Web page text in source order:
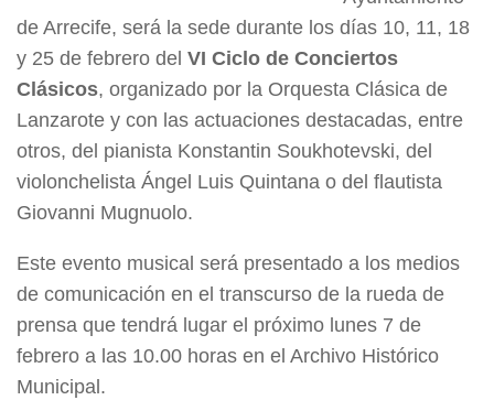
de Arrecife, será la sede durante los días 10, 11, 18
y 25 de febrero del VI Ciclo de Conciertos
Clásicos, organizado por la Orquesta Clásica de
Lanzarote y con las actuaciones destacadas, entre
otros, del pianista Konstantin Soukhotevski, del
violonchelista Ángel Luis Quintana o del flautista
Giovanni Mugnuolo.
Este evento musical será presentado a los medios
de comunicación en el transcurso de la rueda de
prensa que tendrá lugar el próximo lunes 7 de
febrero a las 10.00 horas en el Archivo Histórico
Municipal.